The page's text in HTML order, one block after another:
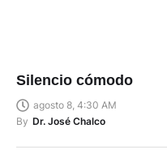
Silencio cómodo
agosto 8, 4:30 AM
By Dr. José Chalco